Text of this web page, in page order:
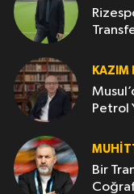
KAZIM
Petrol
Bir